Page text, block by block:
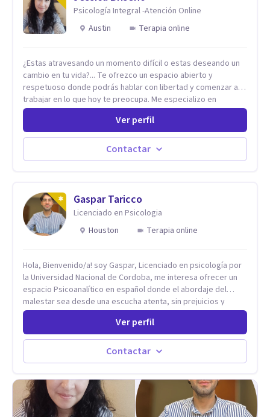
Psicología Integral -Atención Online
Austin
Terapia online
¿Estas atravesando un momento difícil o estas deseando un
cambio en tu vida?... Te ofrezco un espacio abierto y
respetuoso donde podrás hablar con libertad y comenzar a
trabajar en lo que hoy te preocupa. Me especializo en
Trastornos de Ansiedad y a lo largo de mi experiencia
profesional he acompañado a muchas Familias y Parejas con
distintas problemáticas como el manejo del estrés,
Autoestima, Gestión de la Ira, Depresión, Retos en la Crianza,
Codependencia, Celos, entre otros. Cuento con más de 12
Adolescentes y Adultos
Ver perfil
Contactar
Gaspar Taricco
Licenciado en Psicologia
Houston
Terapia online
Hola, Bienvenido/a! soy Gaspar, Licenciado en psicología por
la Universidad Nacional de Cordoba, me interesa ofrecer un
espacio Psicoanalítico en español donde el abordaje del
malestar sea desde una escucha atenta, sin prejuicios y
rescatando lo singular de cada caso, sin caer en etiquetas.
Considero que todas las personas en algún momento pueden
sufrir y cada una por cuestiones particulares, es en mi
espacio donde se le dará un lugar a esas cuestiones
singulares de cada uno, para luego generar cambios. Soy una
seminarios, una especialización en psicoanálisis y también
investigo. Siempre en la búsqueda de ser un mejor
profesional.
Ver perfil
Contactar